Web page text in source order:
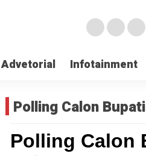
Advetorial Infotainment
Polling Calon Bupati